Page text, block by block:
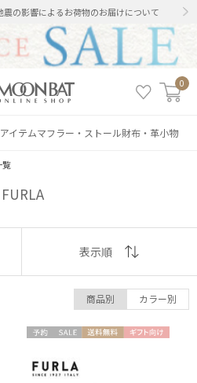
の影響によるお荷物のお届けについて
0
イテムマフラー・ストール財布・革小物
覧
FURLA
表示順
商品別 カラー別
ル
WOME
N